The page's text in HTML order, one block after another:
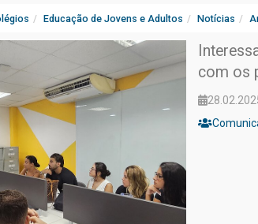
Educação de Jovens e Adultos Notícias
com os